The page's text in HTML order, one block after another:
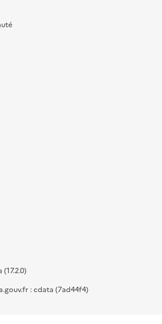
: cdata (7ad44f4)